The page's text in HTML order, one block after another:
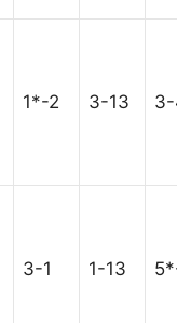
1*-2 3-13
3-1 1-13